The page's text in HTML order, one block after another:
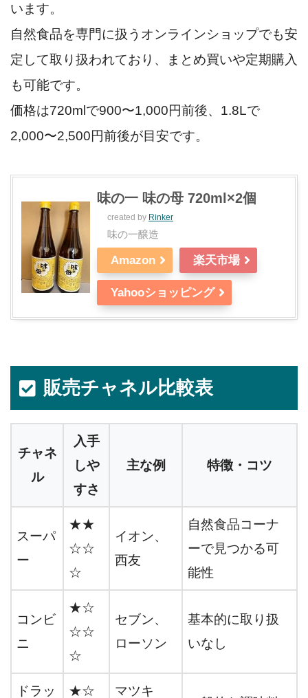
います。
自然食品を専門に扱うオンラインショップでも安
定して取り扱われており、まとめ買いや定期購入
も可能です。
価格は720mlで900〜1,000円前後、1.8Lで
2,000〜2,500円前後が目安です。
味の一 味の母 720ml×2個
created by Rinker
味の一醸造
Amazon 楽天市場
Yahooショッピング
販売チャネル比較表
チャネ
ル
入手
しや
すさ
主な例 特徴・コツ
スーパ
ー
★★
☆☆
☆
イオン、
西友
自然食品コーナ
ーで見つかる可
能性
コンビ
ニ
★☆
☆☆
☆
セブン、
ローソン
基本的に取り扱
いなし
ドラッ ★☆
マツキ